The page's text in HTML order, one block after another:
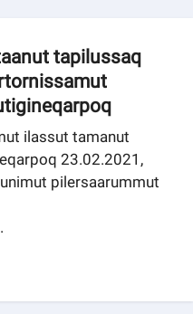
tapilussaq
ilassut tamanut
23.02.2021,
pilersaarummut